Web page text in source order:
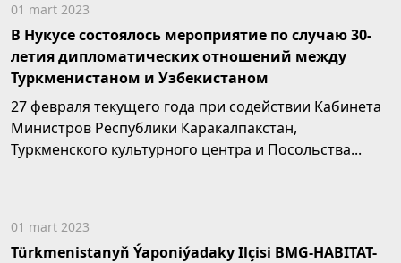
01 mart 2023
В Нукусе состоялось мероприятие по случаю 30-
летия дипломатических отношений между
Туркменистаном и Узбекистаном
27 февраля текущего года при содействии Кабинета
Министров Республики Каракалпакстан,
Туркменского культурного центра и Посольства...
01 mart 2023
Türkmenistanyň Ýaponiýadaky Ilçisi BMG-HABITAT-